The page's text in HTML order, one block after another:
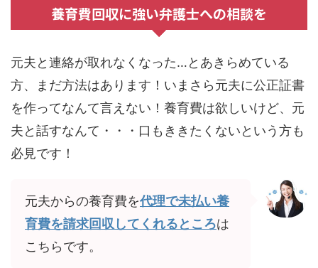
養育費回収に強い弁護士への相談を
元夫と連絡が取れなくなった…とあきらめている
方、まだ方法はあります！いまさら元夫に公正証書
を作ってなんて言えない！養育費は欲しいけど、元
夫と話すなんて・・・口もききたくないという方も
必見です！
元夫からの養育費を代理で未払い養
育費を請求回収してくれるところは
こちらです。